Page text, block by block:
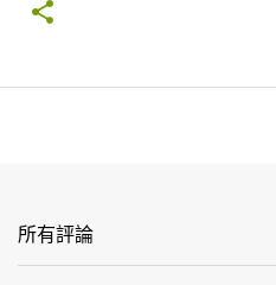
所有評論